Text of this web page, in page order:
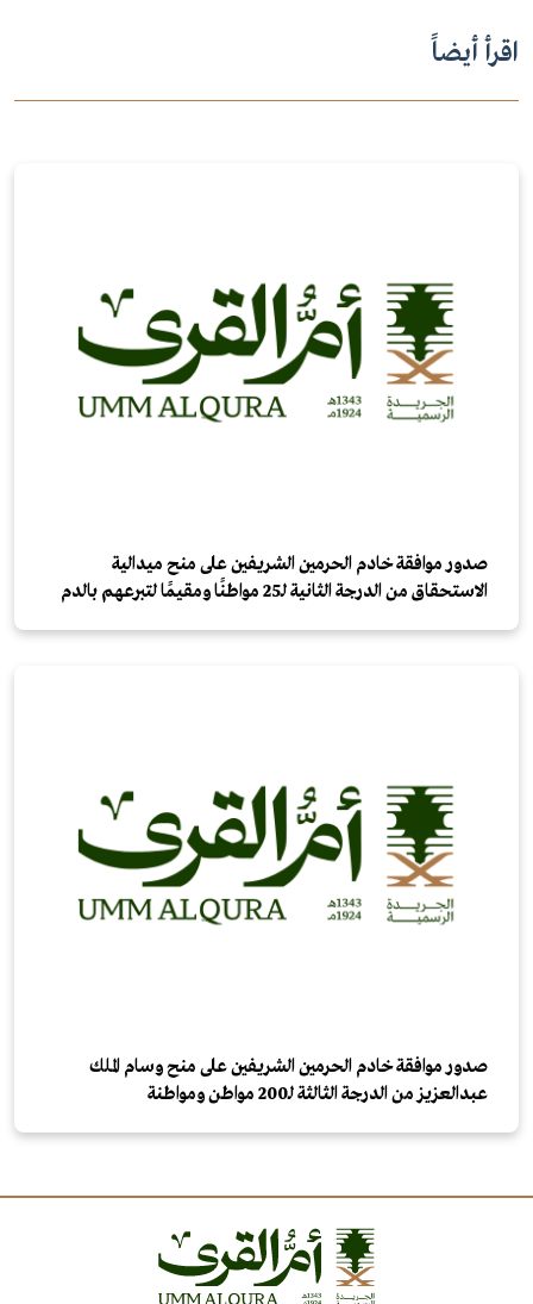
اقرأ أيضاً
صدور موافقة خادم الحرمين الشريفين على منح ميدالية
الاستحقاق من الدرجة الثانية لـ25 مواطنًا ومقيمًا لتبرعهم بالدم
صدور موافقة خادم الحرمين الشريفين على منح وسام الملك
عبدالعزيز من الدرجة الثالثة لـ200 مواطن ومواطنة